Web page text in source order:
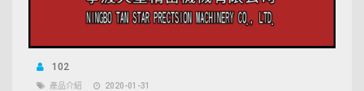
102
產品介紹 2020-01-31